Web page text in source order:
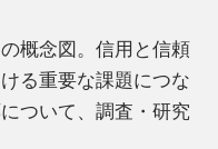
概念図。信用と信頼
る重要な課題につな
ついて、調査・研究